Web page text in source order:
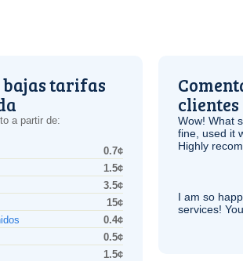
bajas tarifas
a partir de:
0.7¢
1.5¢
3.5¢
15¢
0.4¢
0.5¢
1.5¢
clientes
Wow! What
fine, used it
Highly
I am so
services!